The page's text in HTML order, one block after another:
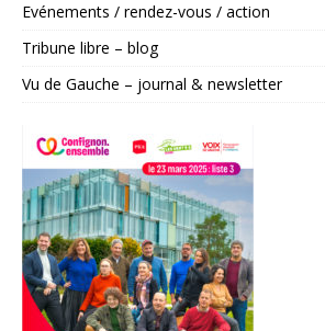
i
v
:
Evénements / rendez-vous / action
Tribune libre – blog
Vu de Gauche – journal & newsletter